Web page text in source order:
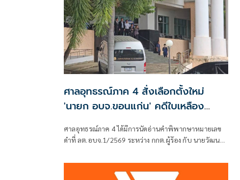
ศาลอุทธรณ์ภาค 4 สั่งเลือกตั้งใหม่
'นายก อบจ.ขอนแก่น' คดีใบเหลือง
ศาลอุทธรณ์ภาค 4 ได้มีการนัดอ่านคำพิพากษาหมายเลข
ดำที่ ลต.อบจ.1/2569 ระหว่าง กกต.ผู้ร้อง กับ นายวัฒนา
ถิ่นหรือผู้บริหารท้องถิ่น (ขอให้มีการเลือกตั้ง นายก